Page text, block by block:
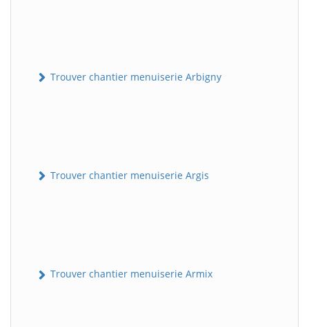
Trouver chantier menuiserie Arbigny
Trouver chantier menuiserie Argis
Trouver chantier menuiserie Armix